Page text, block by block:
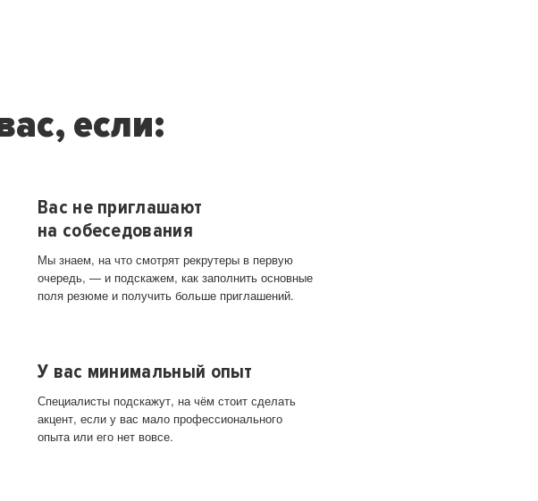
если:
Вас не приглашают
на собеседования
Мы знаем, на что смотрят рекрутеры в первую
очередь, — и подскажем, как заполнить основные
поля резюме и получить больше приглашений.
У вас минимальный опыт
Специалисты подскажут, на чём стоит сделать
акцент, если у вас мало профессионального
опыта или его нет вовсе.